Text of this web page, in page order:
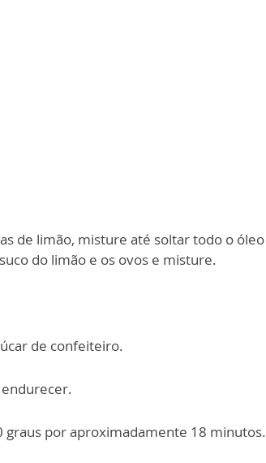
de limão, misture até soltar todo o óleo
do limão e os ovos e misture.
de confeiteiro.
graus por aproximadamente 18 minutos.